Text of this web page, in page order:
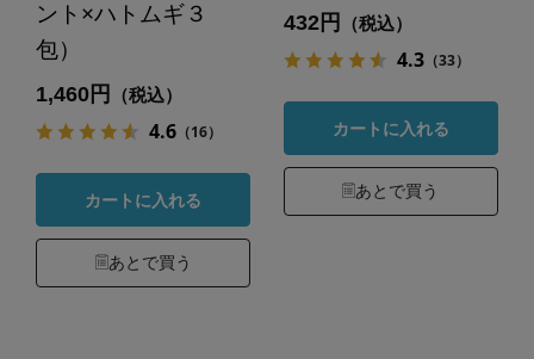
ント×ハトムギ３
包）
1,460円 （税込）
4.6（16）
カートに入れる
あとで買う
432円 （税込）
4.3（33）
カートに入れる
あとで買う